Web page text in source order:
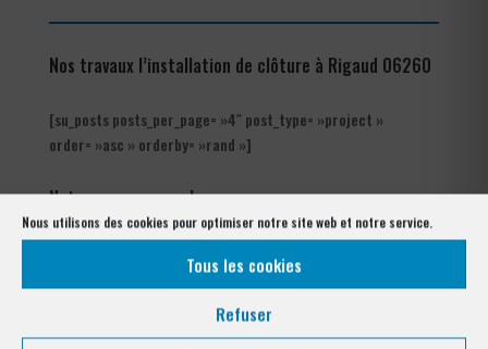
Nous utilisons des cookies pour optimiser notre site web et notre service.
Tous les cookies
Refuser
Nos travaux l’installation de clôture à Rigaud 06260
[su_posts posts_per_page= »4″ post_type= »project »
order= »asc » orderby= »rand »]
Notre gamme pour la pose
à Rigaud 06260